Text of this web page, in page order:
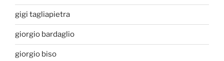
gigi tagliapietra
giorgio bardaglio
giorgio biso